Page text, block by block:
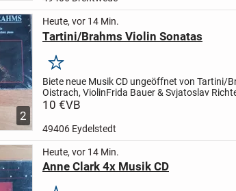
2
Heute, vor 14 Min.
Tartini/Brahms Violin Sonatas
Merken
Biete neue Musik CD ungeöffnet von Tartini/
Oistrach, ViolinFrida Bauer & Svjatoslav
keine Garantie oder Rücknahme
10 €VB
49406 Eydelstedt
Heute, vor 14 Min.
Anne Clark 4x Musik CD